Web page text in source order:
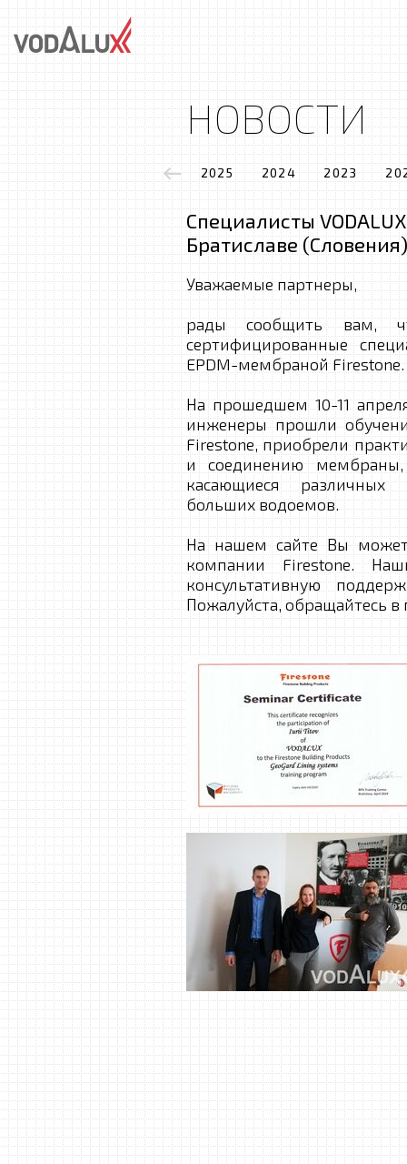
НОВОСТИ
2025 2024 2023
Специалисты
Братиславе (Словения)
Уважаемые партнеры,
рады сообщить вам,
сертифицированные
EPDM-мембраной Firestone.
На прошедшем 10-11
инженеры прошли
Firestone, приобрели
и соединению
касающиеся различных
больших водоемов.
На нашем сайте Вы
компании Firestone.
консультативную
Пожалуйста, обращайтесь